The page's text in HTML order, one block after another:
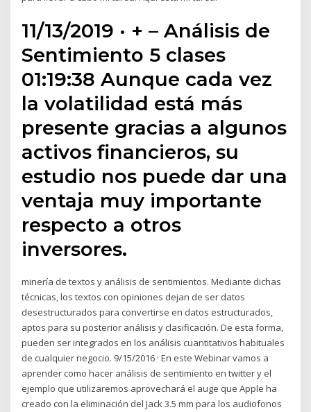
11/13/2019 · + – Análisis de
Sentimiento 5 clases
01:19:38 Aunque cada vez
la volatilidad está más
presente gracias a algunos
activos financieros, su
estudio nos puede dar una
ventaja muy importante
respecto a otros
inversores.
minería de textos y análisis de sentimientos. Mediante dichas
técnicas, los textos con opiniones dejan de ser datos
desestructurados para convertirse en datos estructurados,
aptos para su posterior análisis y clasificación. De esta forma,
pueden ser integrados en los análisis cuantitativos habituales
de cualquier negocio. 9/15/2016 · En este Webinar vamos a
aprender como hacer análisis de sentimiento en twitter y el
ejemplo que utilizaremos aprovechará el auge que Apple ha
creado con la eliminación del Jack 3.5 mm para los audiofonos